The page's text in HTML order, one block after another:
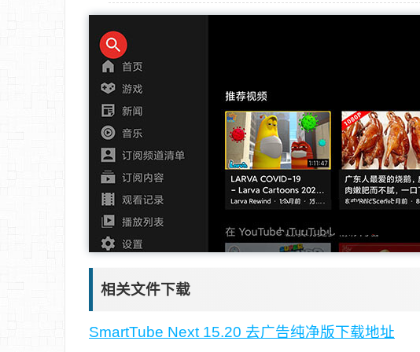
相关文件下载
SmartTube Next 15.20 去广告纯净版下载地址